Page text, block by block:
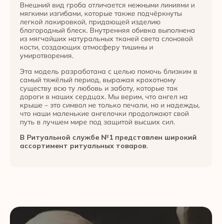
Внешний вид гроба отличается нежными линиями и
мягкими изгибами, которые также подчёркнуты
легкой лакировкой, придающей изделию
благородный блеск. Внутренняя обивка выполнена
из мягчайших натуральных тканей света слоновой
кости, создающих атмосферу тишины и
умиротворения.
Эта модель разработана с целью помочь близким в
самый тяжёлый период, выражая крохотному
существу всю ту любовь и заботу, которые так
дороги в наших сердцах. Мы верим, что ангел на
крыше – это символ не только печали, но и надежды,
что наши маленькие ангелочки продолжают свой
путь в лучшем мире под защитой высших сил.
В Ритуальной службе №1 представлен широкий
ассортимент ритуальных товаров.